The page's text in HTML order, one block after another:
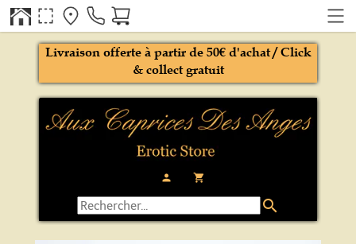
person local_grocery_store
Livraison offerte à partir de 50€ d'achat / Click
& collect gratuit
search